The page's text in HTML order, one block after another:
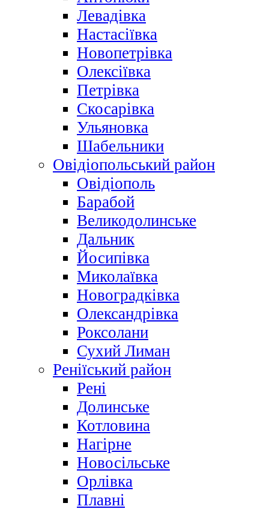
Левадівка
Настасіївка
Новопетрівка
Олексіївка
Петрівка
Скосарівка
Ульяновка
Шабельники
Овідіопольський район
Овідіополь
Барабой
Великодолинське
Дальник
Йосипівка
Миколаївка
Новоградківка
Олександрівка
Роксолани
Сухий Лиман
Реніїський район
Рені
Долинське
Котловина
Нагірне
Новосільське
Орлівка
Плавні